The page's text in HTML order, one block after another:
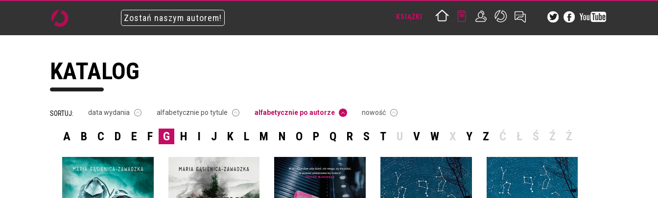
Zostań naszym autorem! KSIĄŻKI
KATALOG
SORTUJ: data wydania alfabetycznie po tytule alfabetycznie po autorze nowość
A B C D E F G H I J K L M N O P Q R S T U V W X Y Z Ć Ł Ś Ź Ż